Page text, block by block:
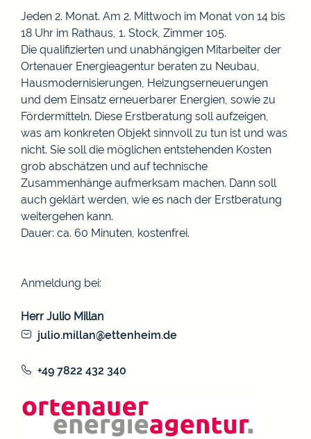
Jeden 2. Monat. Am 2. Mittwoch im Monat von 14 bis
18 Uhr im Rathaus, 1. Stock, Zimmer 105.
Die qualifizierten und unabhängigen Mitarbeiter der
Ortenauer Energieagentur beraten zu Neubau,
Hausmodernisierungen, Heizungserneuerungen
und dem Einsatz erneuerbarer Energien, sowie zu
Fördermitteln. Diese Erstberatung soll aufzeigen,
was am konkreten Objekt sinnvoll zu tun ist und was
nicht. Sie soll die möglichen entstehenden Kosten
grob abschätzen und auf technische
Zusammenhänge aufmerksam machen. Dann soll
auch geklärt werden, wie es nach der Erstberatung
weitergehen kann.
Dauer: ca. 60 Minuten, kostenfrei.
Anmeldung bei:
Herr Julio Millan
julio.millan@ettenheim.de
+49 7822 432 340